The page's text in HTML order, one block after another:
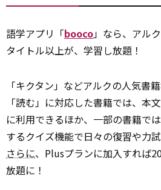
語学アプリ「booco」なら、アル
タイトル以上が、学習し放題！
「キクタン」などアルクの人気書
「読む」に対応した書籍では、本
に利用できるほか、一部の書籍で
するクイズ機能で日々の復習や力試
さらに、Plusプランに加入すれば
放題に！